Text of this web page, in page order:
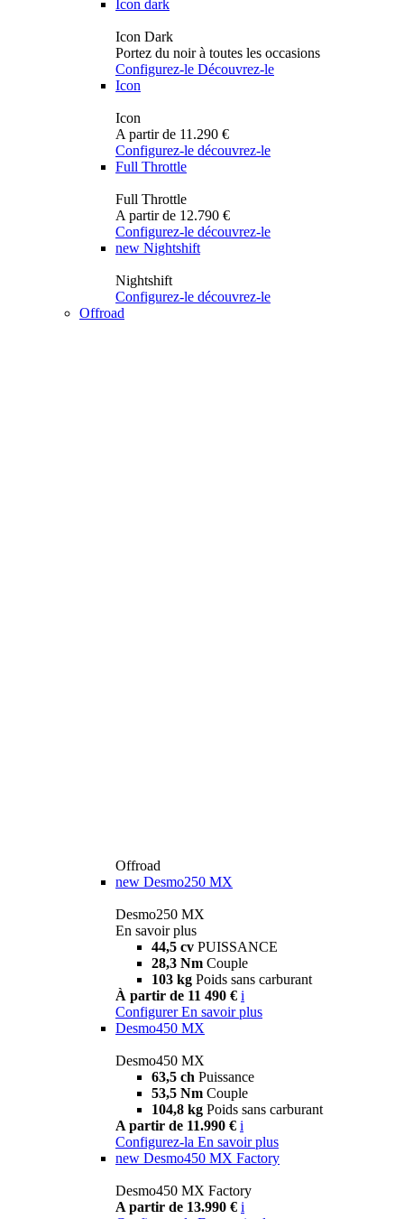
Icon dark
Icon Dark
Portez du noir à toutes les occasions
Configurez-le Découvrez-le
Icon
Icon
A partir de 11.290 €
Configurez-le découvrez-le
Full Throttle
Full Throttle
A partir de 12.790 €
Configurez-le découvrez-le
new Nightshift
Nightshift
Configurez-le découvrez-le
Offroad
Offroad
new Desmo250 MX
Desmo250 MX
En savoir plus
44,5 cv PUISSANCE
28,3 Nm Couple
103 kg Poids sans carburant
À partir de 11 490 € i
Configurer En savoir plus
Desmo450 MX
Desmo450 MX
63,5 ch Puissance
53,5 Nm Couple
104,8 kg Poids sans carburant
A partir de 11.990 € i
Configurez-la En savoir plus
new Desmo450 MX Factory
Desmo450 MX Factory
A partir de 13.990 € i